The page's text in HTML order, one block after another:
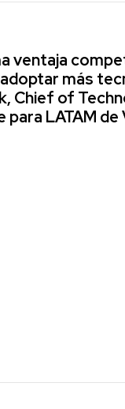
ventaja
más
Chief of
para LATAM de